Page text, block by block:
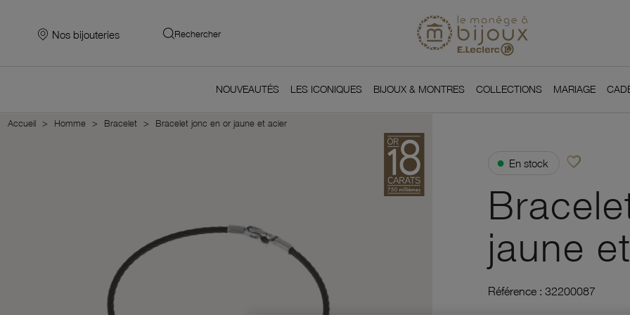
Nos bijouteries Rechercher
NOUVEAUTÉS LES ICONIQUES BIJOUX & MONTRES COLLECTIONS MARIAGE
Accueil Homme Bracelet Bracelet jonc en or jaune et acier
● En stock favorite_borderAjouter à vos
jaune
Référence : 32200087